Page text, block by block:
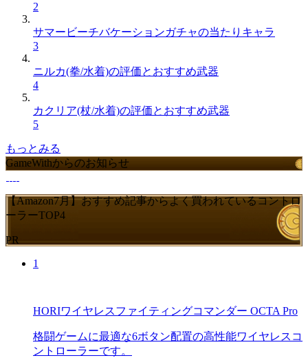
2
サマービーチバケーションガチャの当たりキャラ
3
ニルカ(拳/水着)の評価とおすすめ武器
4
カクリア(杖/水着)の評価とおすすめ武器
5
もっとみる
GameWithからのお知らせ
【Amazon7月】おすすめ記事からよく買われているコントロ
ーラーTOP4
PR
1
HORIワイヤレスファイティングコマンダー OCTA Pro
格闘ゲームに最適な6ボタン配置の高性能ワイヤレスコ
ントローラーです。